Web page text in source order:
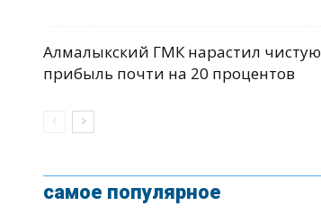
Алмалыкский ГМК нарастил чистую
прибыль почти на 20 процентов
самое популярное